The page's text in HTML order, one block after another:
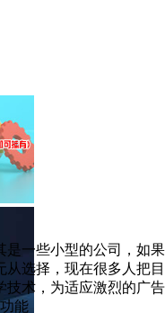
一些小型的公司，如
选择，现在很多人把目
术，为适应激烈的广
能